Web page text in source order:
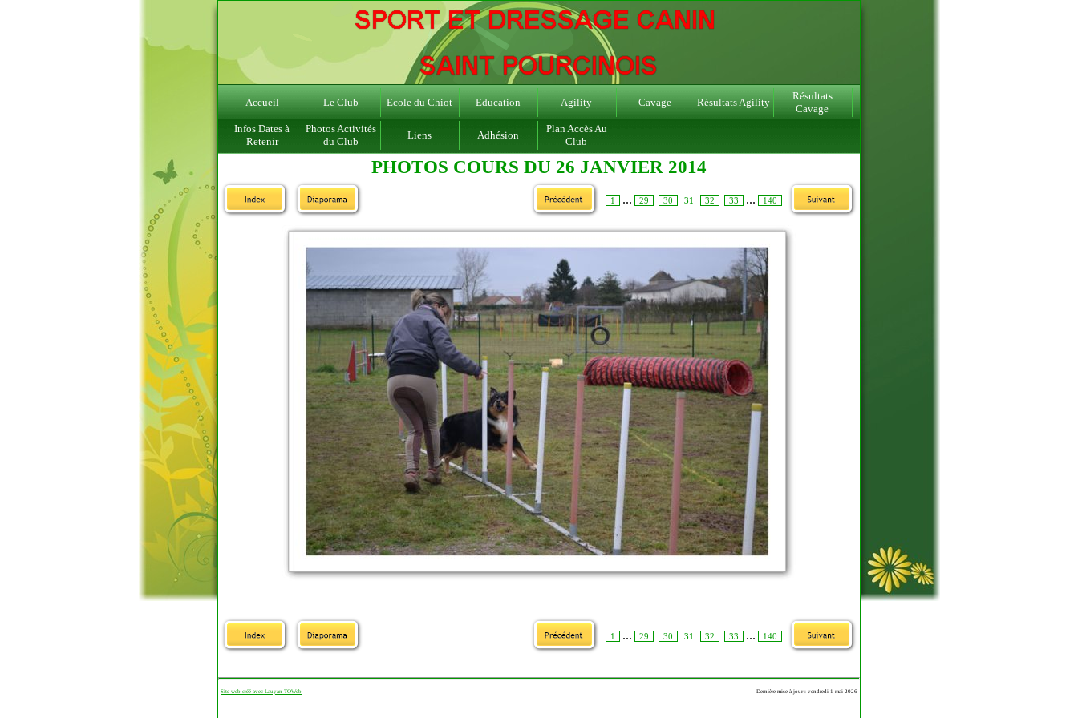
Accueil Le Club Ecole du Chiot Education Agility Cavage Résultats Agility
Résultats
Cavage
Infos Dates à
Retenir
Photos Activités
du Club
Liens Adhésion
Plan Accès Au
Club
PHOTOS COURS DU 26 JANVIER 2014
1 ... 29 30 31 32 33 ... 140
1 ... 29 30 31 32 33 ... 140
Site web créé avec Lauyan TOWeb Dernière mise à jour : vendredi 1 mai 2026